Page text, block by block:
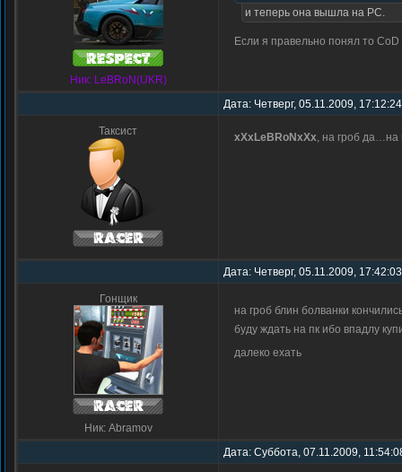
Ник: LeBRoN(UKR)
и теперь она вышла на РС.
Если я правельно понял то
Дата: Четверг, 05.11.2009,
Таксист xXxLeBRoNxXx, на гроб да…на
Дата: Четверг, 05.11.2009,
Гонщик
Ник: Abramov
на гроб блин болванки
буду ждать на пк ибо впадлу
далеко ехать
Дата: Суббота, 07.11.2009,